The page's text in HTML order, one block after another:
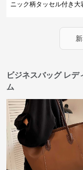
ニック柄タッセル付き大
ビジネスバッグ レ
ム